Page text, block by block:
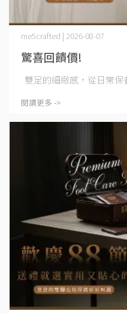
驚喜回饋價!
me5crafted | 2026-08-07
雙足的細緻感，從日常
閱讀更多 ->